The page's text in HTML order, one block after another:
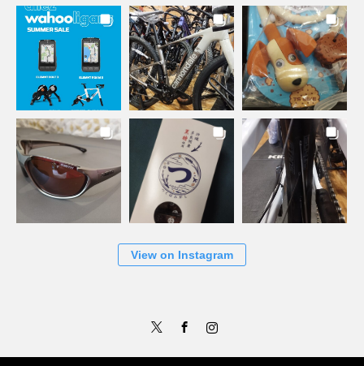
View on Instagram
Instagram